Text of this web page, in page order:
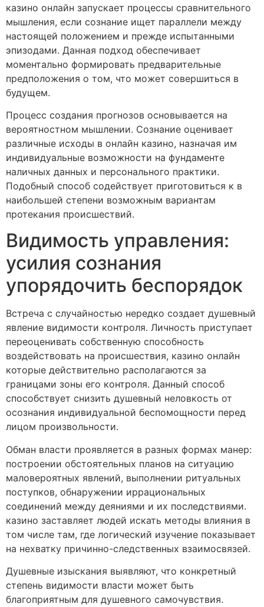
казино онлайн запускает процессы сравнительного
мышления, если сознание ищет параллели между
настоящей положением и прежде испытанными
эпизодами. Данная подход обеспечивает
моментально формировать предварительные
предположения о том, что может совершиться в
будущем.
Процесс создания прогнозов основывается на
вероятностном мышлении. Сознание оценивает
различные исходы в онлайн казино, назначая им
индивидуальные возможности на фундаменте
наличных данных и персонального практики.
Подобный способ содействует приготовиться к в
наибольшей степени возможным вариантам
протекания происшествий.
Видимость управления:
усилия сознания
упорядочить беспорядок
Встреча с случайностью нередко создает душевный
явление видимости контроля. Личность приступает
переоценивать собственную способность
воздействовать на происшествия, казино онлайн
которые действительно располагаются за
границами зоны его контроля. Данный способ
способствует снизить душевный неловкость от
осознания индивидуальной беспомощности перед
лицом произвольности.
Обман власти проявляется в разных формах манер:
построении обстоятельных планов на ситуацию
маловероятных явлений, выполнении ритуальных
поступков, обнаружении иррациональных
соединений между деяниями и их последствиями.
казино заставляет людей искать методы влияния в
том числе там, где логический изучение показывает
на нехватку причинно-следственных взаимосвязей.
Душевные изыскания выявляют, что конкретный
степень видимости власти может быть
благоприятным для душевного самочувствия.